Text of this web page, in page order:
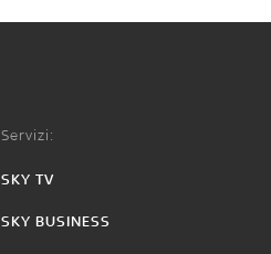
Servizi:
SKY TV
SKY BUSINESS